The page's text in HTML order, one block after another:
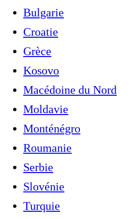
Bulgarie
Croatie
Grèce
Kosovo
Macédoine du Nord
Moldavie
Monténégro
Roumanie
Serbie
Slovénie
Turquie